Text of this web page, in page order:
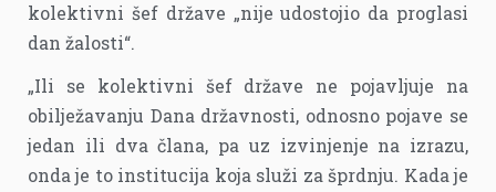
kolektivni šef države „nije udostojio da proglasi
dan žalosti“.
„Ili se kolektivni šef države ne pojavljuje na
obilježavanju Dana državnosti, odnosno pojave se
jedan ili dva člana, pa uz izvinjenje na izrazu,
onda je to institucija koja služi za šprdnju. Kada je